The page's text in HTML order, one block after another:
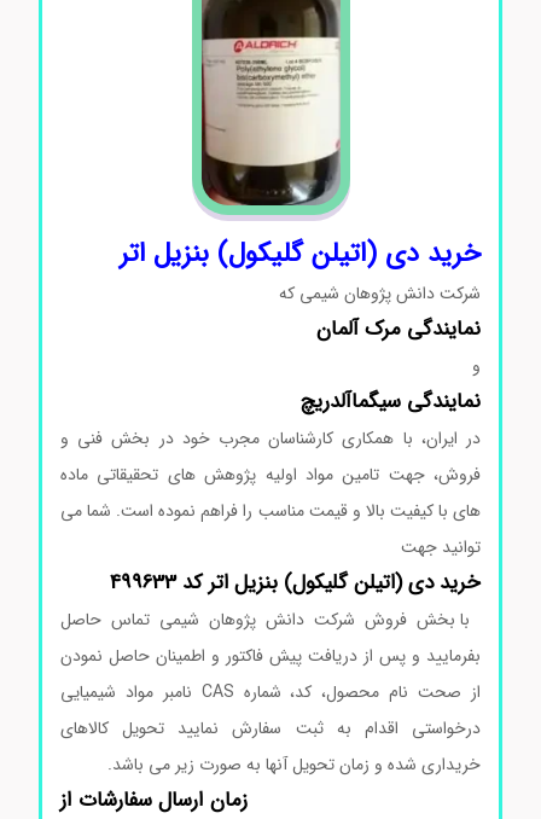
خرید دی (اتیلن گلیکول) بنزیل اتر
شرکت دانش پژوهان شیمی که
نمایندگیمرکآلمان
نمایندگیسیگماآلدریچ
در ایران، با همکاری کارشناسان مجرب خود در بخش فنی و
فروش، جهت تامین مواد اولیه پژوهش های تحقیقاتی ماده
های با کیفیت بالا و قیمت مناسب را فراهم نموده است. شما می
توانید جهت
خرید دی (اتیلن گلیکول) بنزیل اتر کد 499633
با بخش فروش شرکت دانش پژوهان شیمی تماس حاصل
بفرمایید و پس از دریافت پیش فاکتور و اطمینان حاصل نمودن
از صحت نام محصول، کد، شماره CAS نامبر مواد شیمیایی
درخواستی اقدام به ثبت سفارش نمایید تحویل کالاهای
خریداری شده و زمان تحویل آنها به صورت زیر می باشد.
زمان ارسال سفارشات از